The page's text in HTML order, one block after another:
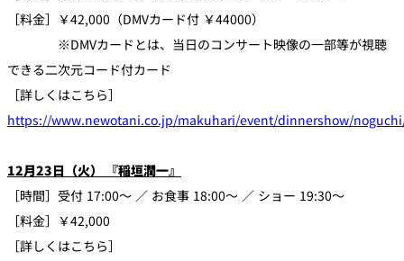
［料金］￥42,000（DMVカード付 ￥44000）
※DMVカードとは、当日のコンサート映像の一部等が視聴
できる二次元コード付カード
［詳しくはこちら］
https://www.newotani.co.jp/makuhari/event/dinnershow/
12月23日（火） 『稲垣潤一』
［時間］受付 17:00～ ／ お食事 18:00～ ／ ショー 19:30～
［料金］￥42,000
［詳しくはこちら］